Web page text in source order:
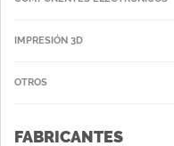
IMPRESIÓN 3D
OTROS
FABRICANTES